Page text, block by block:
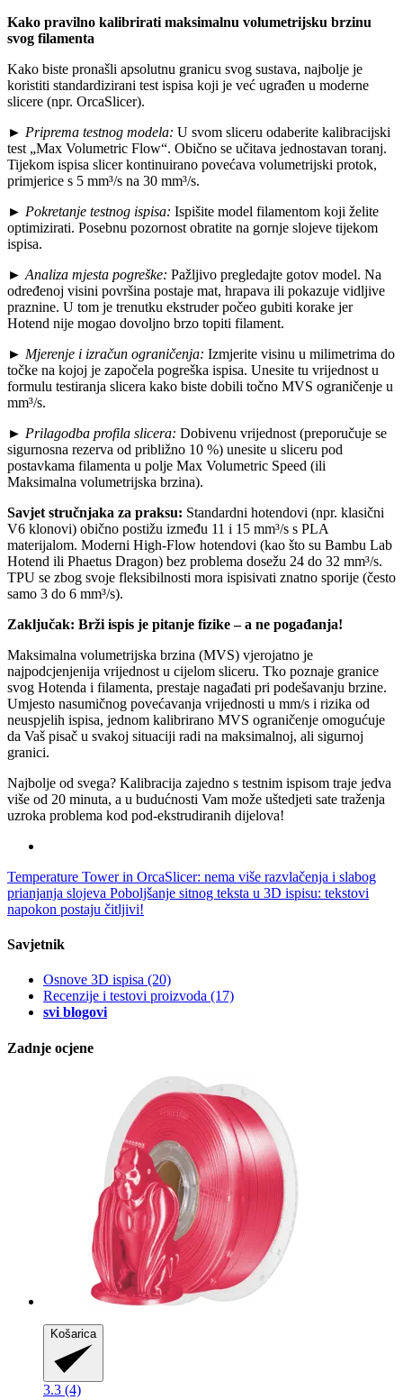
Kako pravilno kalibrirati maksimalnu volumetrijsku brzinu
svog filamenta
Kako biste pronašli apsolutnu granicu svog sustava, najbolje je
koristiti standardizirani test ispisa koji je već ugrađen u moderne
slicere (npr. OrcaSlicer).
► Priprema testnog modela: U svom sliceru odaberite kalibracijski
test „Max Volumetric Flow“. Obično se učitava jednostavan toranj.
Tijekom ispisa slicer kontinuirano povećava volumetrijski protok,
primjerice s 5 mm³/s na 30 mm³/s.
► Pokretanje testnog ispisa: Ispišite model filamentom koji želite
optimizirati. Posebnu pozornost obratite na gornje slojeve tijekom
ispisa.
► Analiza mjesta pogreške: Pažljivo pregledajte gotov model. Na
određenoj visini površina postaje mat, hrapava ili pokazuje vidljive
praznine. U tom je trenutku ekstruder počeo gubiti korake jer
Hotend nije mogao dovoljno brzo topiti filament.
► Mjerenje i izračun ograničenja: Izmjerite visinu u milimetrima do
točke na kojoj je započela pogreška ispisa. Unesite tu vrijednost u
formulu testiranja slicera kako biste dobili točno MVS ograničenje u
mm³/s.
► Prilagodba profila slicera: Dobivenu vrijednost (preporučuje se
sigurnosna rezerva od približno 10 %) unesite u sliceru pod
postavkama filamenta u polje Max Volumetric Speed (ili
Maksimalna volumetrijska brzina).
Savjet stručnjaka za praksu: Standardni hotendovi (npr. klasični
V6 klonovi) obično postižu između 11 i 15 mm³/s s PLA
materijalom. Moderni High-Flow hotendovi (kao što su Bambu Lab
Hotend ili Phaetus Dragon) bez problema dosežu 24 do 32 mm³/s.
TPU se zbog svoje fleksibilnosti mora ispisivati znatno sporije (često
samo 3 do 6 mm³/s).
Zaključak: Brži ispis je pitanje fizike – a ne pogađanja!
Maksimalna volumetrijska brzina (MVS) vjerojatno je
najpodcjenjenija vrijednost u cijelom sliceru. Tko poznaje granice
svog Hotenda i filamenta, prestaje nagađati pri podešavanju brzine.
Umjesto nasumičnog povećavanja vrijednosti u mm/s i rizika od
neuspjelih ispisa, jednom kalibrirano MVS ograničenje omogućuje
da Vaš pisač u svakoj situaciji radi na maksimalnoj, ali sigurnoj
granici.
Najbolje od svega? Kalibracija zajedno s testnim ispisom traje jedva
više od 20 minuta, a u budućnosti Vam može uštedjeti sate traženja
uzroka problema kod pod-ekstrudiranih dijelova!
Temperature Tower in OrcaSlicer: nema više razvlačenja i slabog
prianjanja slojeva Poboljšanje sitnog teksta u 3D ispisu: tekstovi
napokon postaju čitljivi!
Savjetnik
Osnove 3D ispisa (20)
Recenzije i testovi proizvoda (17)
svi blogovi
Zadnje ocjene
Košarica
3.3 (4)